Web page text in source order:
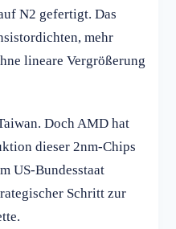
N2 gefertigt. Das
mehr
lineare Vergrößerung
Doch AMD hat
dieser 2nm-Chips
US-Bundesstaat
Schritt zur